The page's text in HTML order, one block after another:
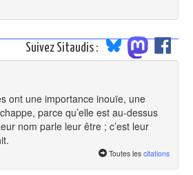
Suivez Sitaudis :
ont une importance inouïe, une
parce qu’elle est au-dessus
nom parle leur être ; c’est leur
Toutes les citations